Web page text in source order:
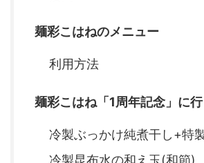
麺彩こはねのメニュー
利用方法
麺彩こはね「1周年記念」に
冷製ぶっかけ純煮干し+特
冷製昆布水の和え玉(和節)